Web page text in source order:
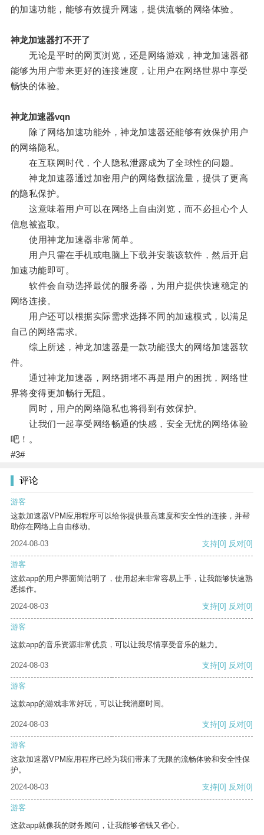
的加速功能，能够有效提升网速，提供流畅的网络体验。
神龙加速器打不开了
无论是平时的网页浏览，还是网络游戏，神龙加速器都
能够为用户带来更好的连接速度，让用户在网络世界中享受
畅快的体验。
神龙加速器vqn
除了网络加速功能外，神龙加速器还能够有效保护用户
的网络隐私。
在互联网时代，个人隐私泄露成为了全球性的问题。
神龙加速器通过加密用户的网络数据流量，提供了更高
的隐私保护。
这意味着用户可以在网络上自由浏览，而不必担心个人
信息被盗取。
使用神龙加速器非常简单。
用户只需在手机或电脑上下载并安装该软件，然后开启
加速功能即可。
软件会自动选择最优的服务器，为用户提供快速稳定的
网络连接。
用户还可以根据实际需求选择不同的加速模式，以满足
自己的网络需求。
综上所述，神龙加速器是一款功能强大的网络加速器软
件。
通过神龙加速器，网络拥堵不再是用户的困扰，网络世
界将变得更加畅行无阻。
同时，用户的网络隐私也将得到有效保护。
让我们一起享受网络畅通的快感，安全无忧的网络体验
吧！。
#3#
评论
游客
这款加速器VPM应用程序可以给你提供最高速度和安全性的连接，并帮
助你在网络上自由移动。
2024-08-03
支持[0] 反对[0]
游客
这款app的用户界面简洁明了，使用起来非常容易上手，让我能够快速熟
悉操作。
2024-08-03
支持[0] 反对[0]
游客
这款app的音乐资源非常优质，可以让我尽情享受音乐的魅力。
2024-08-03 支持[0] 反对[0]
游客
这款app的游戏非常好玩，可以让我消磨时间。
2024-08-03 支持[0] 反对[0]
游客
这款加速器VPM应用程序已经为我们带来了无限的流畅体验和安全性保
护。
2024-08-03
支持[0] 反对[0]
游客
这款app就像我的财务顾问，让我能够省钱又省心。